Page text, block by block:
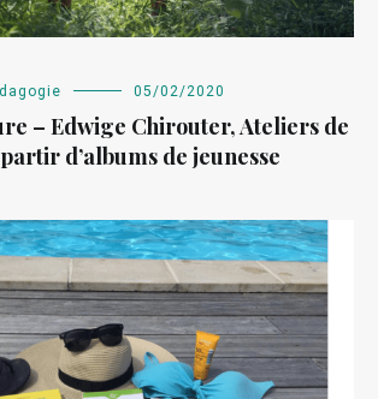
05/02/2020
– Edwige Chirouter, Ateliers de
d’albums de jeunesse